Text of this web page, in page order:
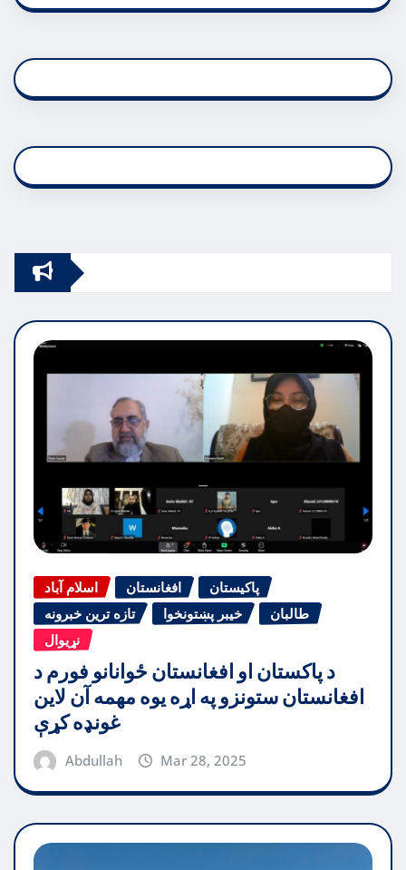
اسلام آباد افغانستان
پاکیستان
تازه ترین خبرونه
خیبر پښتونخوا
طالبان
نړیوال
د پاکستان او افغانستان ځوانانو فورم د
افغانستان ستونزو په اړه یوه مهمه آن لاین
غونډه کړې
Abdullah Mar 28, 2025